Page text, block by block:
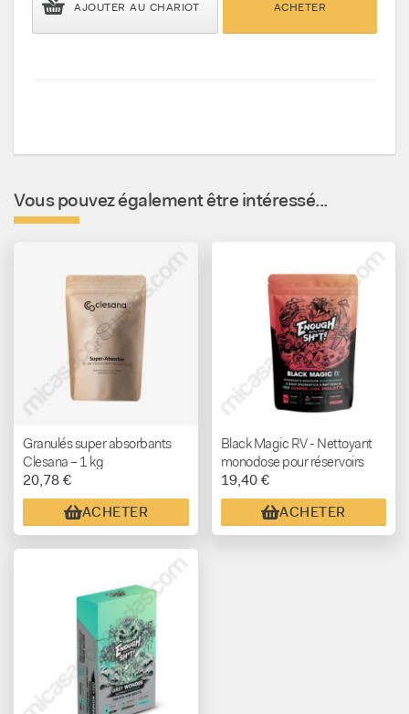
AJOUTER AU CHARIOT ACHETER
Vous pouvez également être intéressé...
Granulés super absorbants
Clesana – 1 kg
20,78 €
ACHETER
Black Magic RV - Nettoyant
monodose pour réservoirs
d’eaux noires
19,40 €
ACHETER